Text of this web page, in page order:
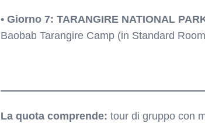
• Giorno 7: TARANGIRE NATIONAL
Baobab Tarangire Camp (in Standard
La quota comprende: tour di gruppo con